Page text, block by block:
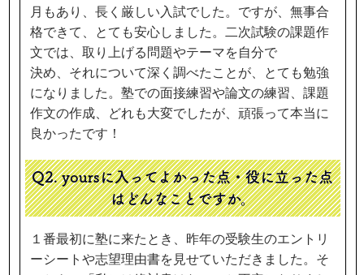
月もあり、長く厳しい入試でした。ですが、無事合
格できて、とても安心しました。二次試験の課題作
文では、取り上げる問題やテーマを自分で
決め、それについて深く調べたことが、とても勉強
になりました。塾での面接練習や論文の練習、課題
作文の作成、どれも大変でしたが、頑張って本当に
良かったです！
Q2. yoursに入ってよかった点・役に立った点
はどんなことですか。
１番最初に塾に来たとき、昨年の受験生のエントリ
ーシートや志望理由書を見せていただきました。そ